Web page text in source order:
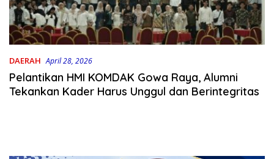
DAERAH April 28, 2026
Pelantikan HMI KOMDAK Gowa Raya, Alumni
Tekankan Kader Harus Unggul dan Berintegritas